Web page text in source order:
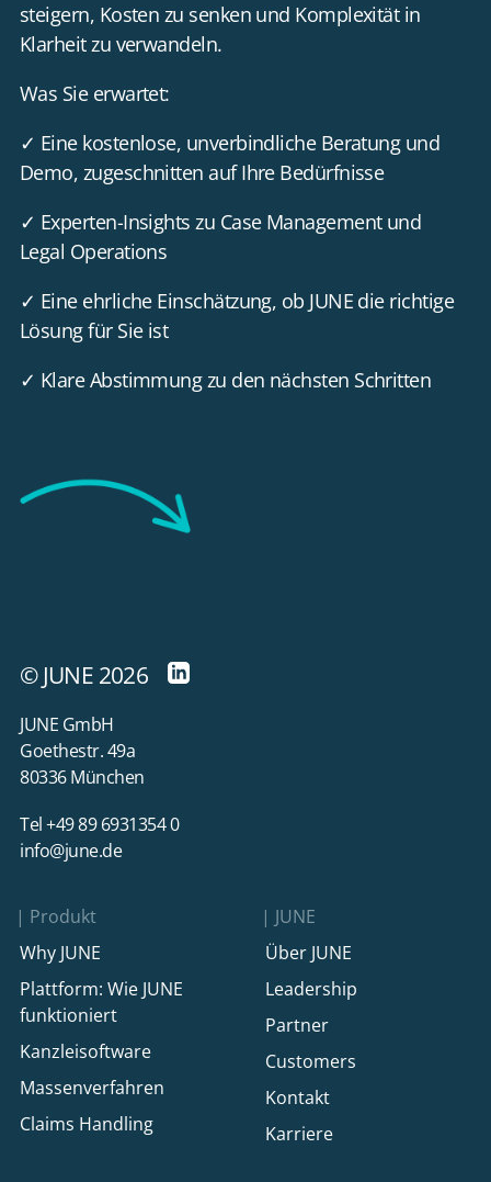
steigern, Kosten zu senken und Komplexität in
Klarheit zu verwandeln.
Was Sie erwartet:
✓ Eine kostenlose, unverbindliche Beratung und
Demo, zugeschnitten auf Ihre Bedürfnisse
✓ Experten-Insights zu Case Management und
Legal Operations
✓ Eine ehrliche Einschätzung, ob JUNE die richtige
Lösung für Sie ist
✓ Klare Abstimmung zu den nächsten Schritten
© JUNE 2026
JUNE GmbH
Goethestr. 49a
80336 München
Tel +49 89 6931354 0
info@june.de
Produkt
Why JUNE
Plattform: Wie JUNE
funktioniert
Kanzleisoftware
Massenverfahren
Claims Handling
JUNE
Über JUNE
Leadership
Partner
Customers
Kontakt
Karriere